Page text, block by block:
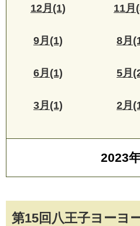
第15回八王子ヨーヨ
12月(1) 11月
9月(1) 8月
6月(1) 5月
3月(1) 2月
2023